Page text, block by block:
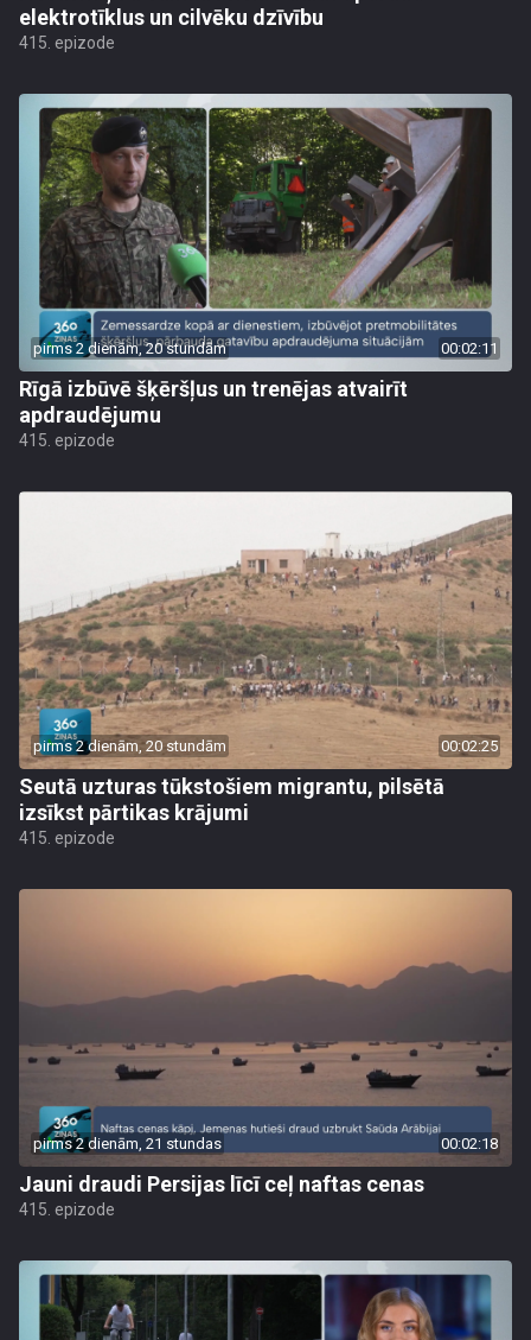
elektrotīklus un cilvēku dzīvību
415. epizode
pirms 2 dienām, 20 stundām 00:02:11
Rīgā izbūvē šķēršļus un trenējas atvairīt
apdraudējumu
415. epizode
pirms 2 dienām, 20 stundām 00:02:25
Seutā uzturas tūkstošiem migrantu, pilsētā
izsīkst pārtikas krājumi
415. epizode
pirms 2 dienām, 21 stundas 00:02:18
Jauni draudi Persijas līcī ceļ naftas cenas
415. epizode